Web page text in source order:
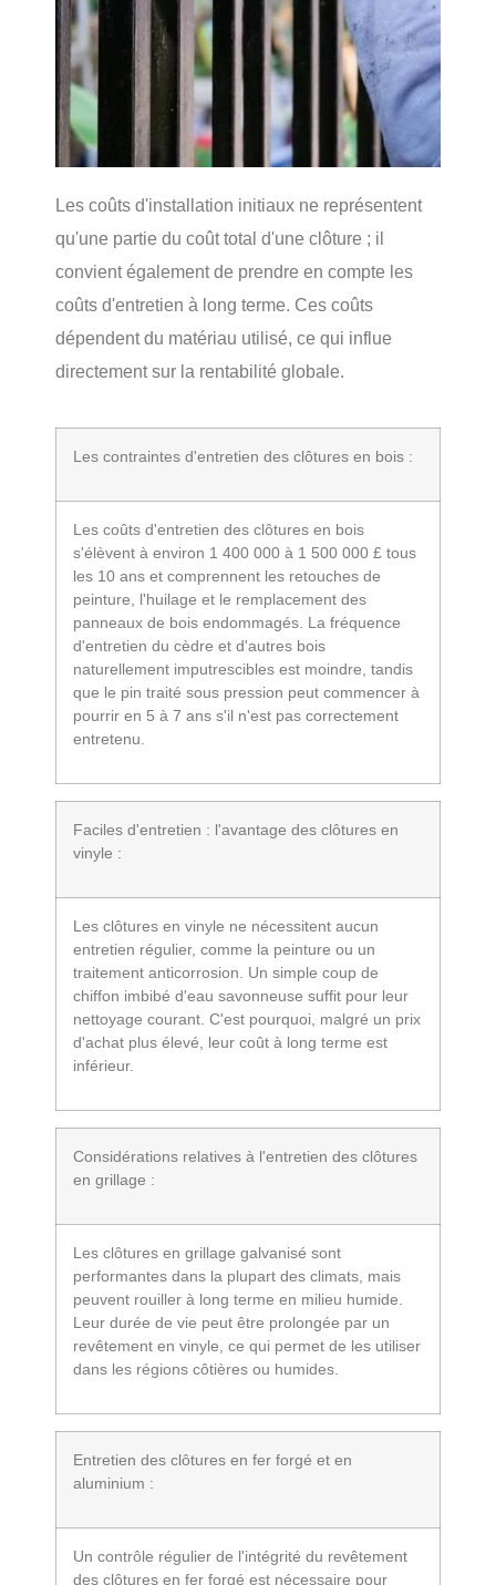
Les coûts d'installation initiaux ne représentent
qu'une partie du coût total d'une clôture ; il
convient également de prendre en compte les
coûts d'entretien à long terme. Ces coûts
dépendent du matériau utilisé, ce qui influe
directement sur la rentabilité globale.
Les contraintes d'entretien des clôtures en bois :
Les coûts d'entretien des clôtures en bois
s'élèvent à environ 1 400 000 à 1 500 000 £ tous
les 10 ans et comprennent les retouches de
peinture, l'huilage et le remplacement des
panneaux de bois endommagés. La fréquence
d'entretien du cèdre et d'autres bois
naturellement imputrescibles est moindre, tandis
que le pin traité sous pression peut commencer à
pourrir en 5 à 7 ans s'il n'est pas correctement
entretenu.
Faciles d'entretien : l'avantage des clôtures en
vinyle :
Les clôtures en vinyle ne nécessitent aucun
entretien régulier, comme la peinture ou un
traitement anticorrosion. Un simple coup de
chiffon imbibé d'eau savonneuse suffit pour leur
nettoyage courant. C'est pourquoi, malgré un prix
d'achat plus élevé, leur coût à long terme est
inférieur.
Considérations relatives à l'entretien des clôtures
en grillage :
Les clôtures en grillage galvanisé sont
performantes dans la plupart des climats, mais
peuvent rouiller à long terme en milieu humide.
Leur durée de vie peut être prolongée par un
revêtement en vinyle, ce qui permet de les utiliser
dans les régions côtières ou humides.
Entretien des clôtures en fer forgé et en
aluminium :
Un contrôle régulier de l'intégrité du revêtement
des clôtures en fer forgé est nécessaire pour